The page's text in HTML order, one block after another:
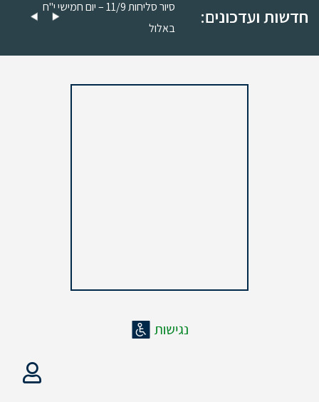
חדשות ועדכונים:
סיור סליחות 11/9 – יום חמישי י"ח
באלול